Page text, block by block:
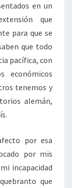
en un
que
para que se
que todo
pacífica, con
económicos
tenemos y
alemán,
por esa
por mis
incapacidad
que